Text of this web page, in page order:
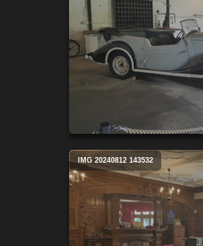
IMG 20240812 143532